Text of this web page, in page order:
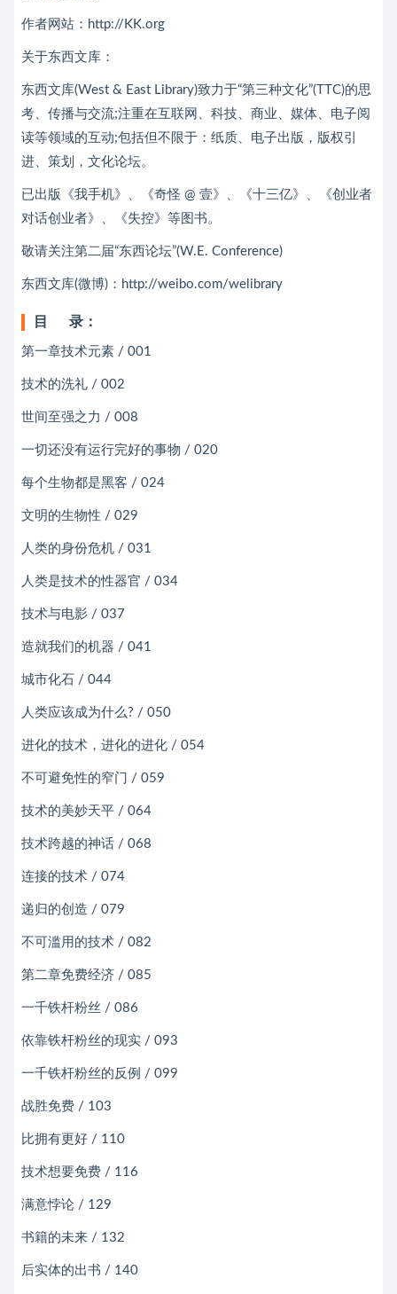
作者网站：http://KK.org
关于东西文库：
东西文库(West & East Library)致力于“第三种文化”(TTC)的思
考、传播与交流;注重在互联网、科技、商业、媒体、电子阅
读等领域的互动;包括但不限于：纸质、电子出版，版权引
进、策划，文化论坛。
已出版《我手机》、《奇怪 @ 壹》、《十三亿》、《创业者
对话创业者》、《失控》等图书。
敬请关注第二届“东西论坛”(W.E. Conference)
东西文库(微博)：http://weibo.com/welibrary
目 录：
第一章技术元素 / 001
技术的洗礼 / 002
世间至强之力 / 008
一切还没有运行完好的事物 / 020
每个生物都是黑客 / 024
文明的生物性 / 029
人类的身份危机 / 031
人类是技术的性器官 / 034
技术与电影 / 037
造就我们的机器 / 041
城市化石 / 044
人类应该成为什么? / 050
进化的技术，进化的进化 / 054
不可避免性的窄门 / 059
技术的美妙天平 / 064
技术跨越的神话 / 068
连接的技术 / 074
递归的创造 / 079
不可滥用的技术 / 082
第二章免费经济 / 085
一千铁杆粉丝 / 086
依靠铁杆粉丝的现实 / 093
一千铁杆粉丝的反例 / 099
战胜免费 / 103
比拥有更好 / 110
技术想要免费 / 116
满意悖论 / 129
书籍的未来 / 132
后实体的出书 / 140